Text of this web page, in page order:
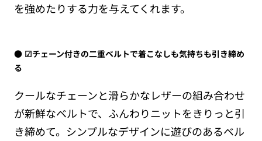
を強めたりする力を与えてくれます。
☑︎チェーン付きの二重ベルトで着こなしも気持ちも引き締め
る
クールなチェーンと滑らかなレザーの組み合わせ
が新鮮なベルトで、ふんわりニットをきりっと引
き締めて。シンプルなデザインに遊びのあるベル